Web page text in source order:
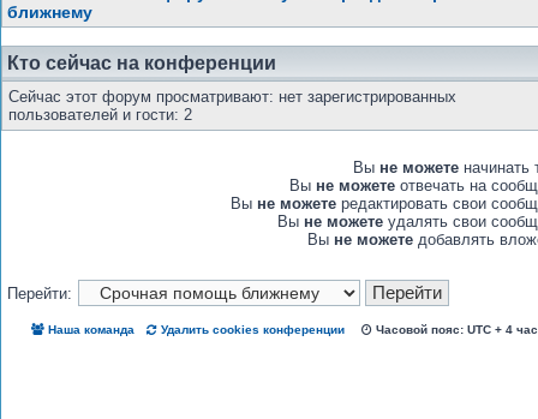
ближнему
Кто сейчас на конференции
Сейчас этот форум просматривают: нет зарегистрированных
пользователей и гости: 2
Вы не можете начинать
Вы не можете отвечать на
Вы не можете редактировать свои
Вы не можете удалять свои
Вы не можете добавлять
Перейти:
Наша команда Удалить cookies конференции Часовой пояс: UTC + 4